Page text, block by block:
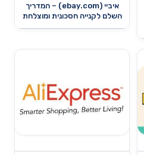
איביי (ebay.com) – המדריך
השלם לקנייה חסכונית ומוצלחת